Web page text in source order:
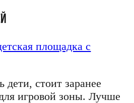
дети, стоит заранее
игровой зоны. Лучше